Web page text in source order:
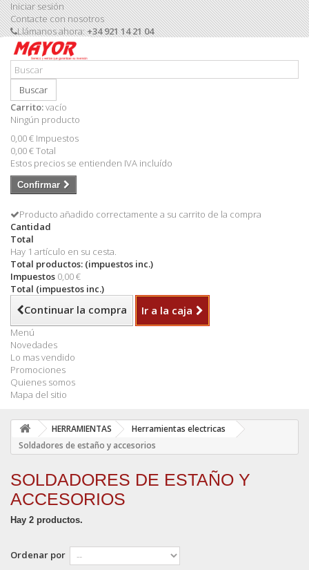
Iniciar sesión
Contacte con nosotros
Llámanos ahora:+34 921 14 21 04
Buscar
Carrito:vacío
Ningún producto
0,00 € Impuestos
0,00 €Total
Estos precios se entienden IVA incluído
Confirmar
Producto añadido correctamente a su carrito de la compra
Cantidad
Total
Hay 1 artículo en su cesta.
Total productos: (impuestos inc.)
Impuestos 0,00 €
Total (impuestos inc.)
Continuar la compra Ir a la caja
Menú
Novedades
Lo mas vendido
Promociones
Quienes somos
Mapa del sitio
HERRAMIENTAS
Herramientas electricas
Soldadores de estaño y accesorios
SOLDADORES DE ESTAÑO Y
ACCESORIOS
Hay 2 productos.
Ordenar por